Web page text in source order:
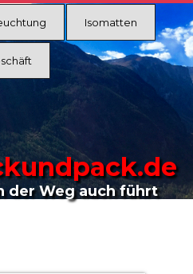
Isomatten
der Weg auch führt